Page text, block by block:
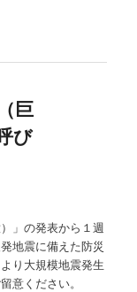
巨
び
」の発表から１週
地震に備えた防災
り大規模地震発生
意ください。